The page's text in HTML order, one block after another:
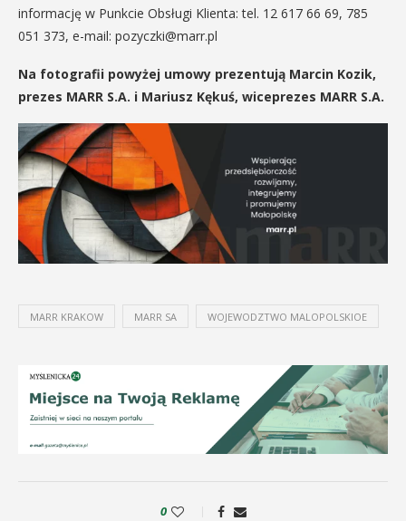
informację w Punkcie Obsługi Klienta: tel. 12 617 66 69, 785
051 373, e-mail: pozyczki@marr.pl
Na fotografii powyżej umowy prezentują Marcin Kozik,
prezes MARR S.A. i Mariusz Kękuś, wiceprezes MARR S.A.
MARR KRAKOW MARR SA WOJEWODZTWO MALOPOLSKIOE
0